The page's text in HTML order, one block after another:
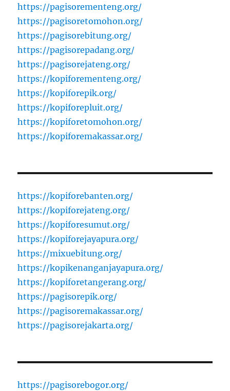
https://pagisorementeng.org/
https://pagisoretomohon.org/
https://pagisorebitung.org/
https://pagisorepadang.org/
https://pagisorejateng.org/
https://kopiforementeng.org/
https://kopiforepik.org/
https://kopiforepluit.org/
https://kopiforetomohon.org/
https://kopiforemakassar.org/
https://kopiforebanten.org/
https://kopiforejateng.org/
https://kopiforesumut.org/
https://kopiforejayapura.org/
https://mixuebitung.org/
https://kopikenanganjayapura.org/
https://kopiforetangerang.org/
https://pagisorepik.org/
https://pagisoremakassar.org/
https://pagisorejakarta.org/
https://pagisorebogor.org/